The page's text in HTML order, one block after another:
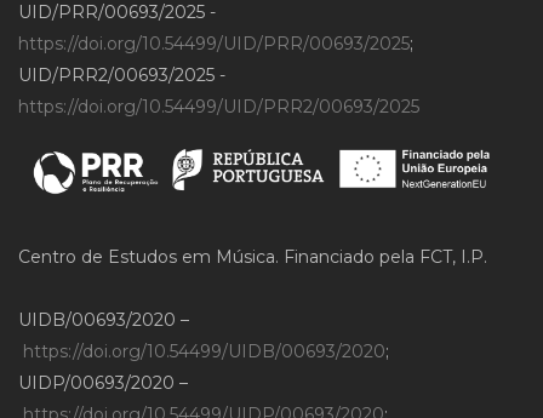
UID/PRR/00693/2025 -
https://doi.org/10.54499/UID/PRR/00693/2025;
UID/PRR2/00693/2025 -
https://doi.org/10.54499/UID/PRR2/00693/2025
Centro de Estudos em Música. Financiado pela FCT, I.P.
UIDB/00693/2020 –
https://doi.org/10.54499/UIDB/00693/2020;
UIDP/00693/2020 –